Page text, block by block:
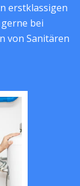
erstklassigen
bei
von Sanitären